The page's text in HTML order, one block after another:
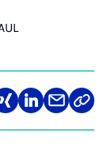
Teilen
auf
Teilen
auf
Teilen
über
Link